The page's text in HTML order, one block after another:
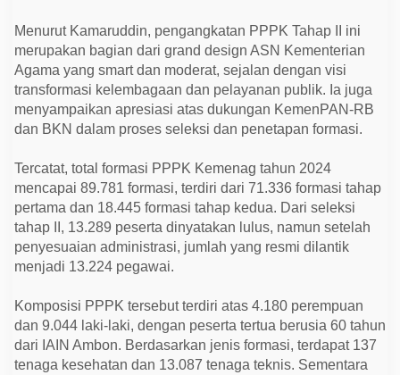
Menurut Kamaruddin, pengangkatan PPPK Tahap II ini
merupakan bagian dari grand design ASN Kementerian
Agama yang smart dan moderat, sejalan dengan visi
transformasi kelembagaan dan pelayanan publik. Ia juga
menyampaikan apresiasi atas dukungan KemenPAN-RB
dan BKN dalam proses seleksi dan penetapan formasi.
Tercatat, total formasi PPPK Kemenag tahun 2024
mencapai 89.781 formasi, terdiri dari 71.336 formasi tahap
pertama dan 18.445 formasi tahap kedua. Dari seleksi
tahap II, 13.289 peserta dinyatakan lulus, namun setelah
penyesuaian administrasi, jumlah yang resmi dilantik
menjadi 13.224 pegawai.
Komposisi PPPK tersebut terdiri atas 4.180 perempuan
dan 9.044 laki-laki, dengan peserta tertua berusia 60 tahun
dari IAIN Ambon. Berdasarkan jenis formasi, terdapat 137
tenaga kesehatan dan 13.087 tenaga teknis. Sementara